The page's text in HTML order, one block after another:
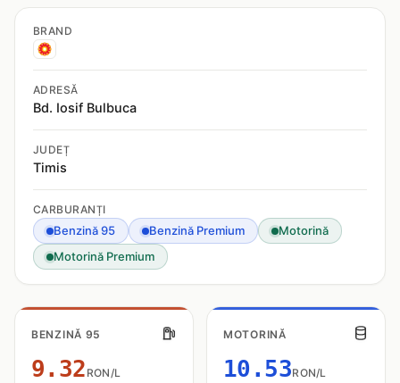
BRAND
ADRESĂ
Bd. Iosif Bulbuca
JUDEȚ
Timis
CARBURANȚI
Benzină 95 Benzină Premium
Motorină
Motorină Premium
BENZINĂ 95
9.32 RON/L
MOTORINĂ
10.53RON/L